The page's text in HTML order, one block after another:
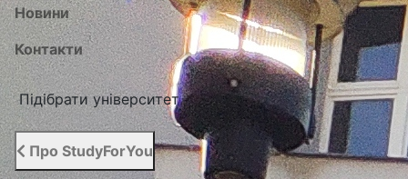
Новини
Контакти
Підібрати університет
Про StudyForYou